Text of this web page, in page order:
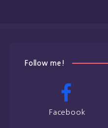
Follow me!
Facebook